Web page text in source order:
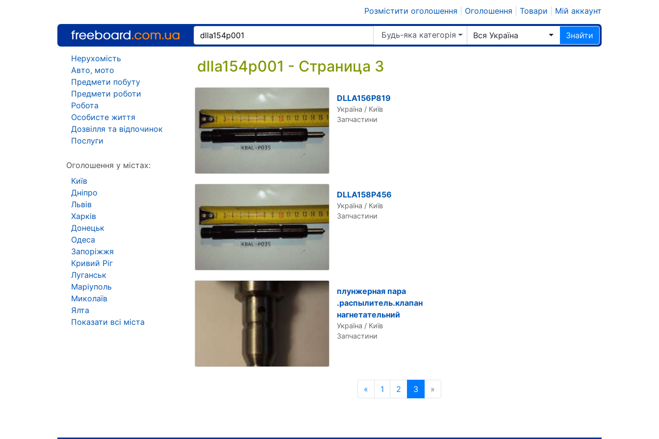
Розмістити оголошення Оголошення Товари Мій аккаунт
Будь-яка категорія Вся Україна Знайти
dlla154p001 - Страница 3
DLLA156P819
Україна / Київ
Запчастини
DLLA158P456
Україна / Київ
Запчастини
плунжерная пара
.распылитель.клапан
нагнетательний
Україна / Київ
Запчастини
« Попередня сторінка
1 2 3 »
Нерухомість
Авто, мото
Предмети побуту
Предмети роботи
Робота
Особисте життя
Дозвілля та відпочинок
Послуги
Оголошення у містах:
Київ
Дніпро
Львів
Харків
Донецьк
Одеса
Запоріжжя
Кривий Ріг
Луганськ
Маріуполь
Миколаїв
Ялта
Показати всі міста